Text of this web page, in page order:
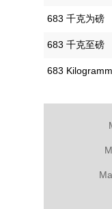
‎683 千克为磅
‎683 千克至磅
‎683